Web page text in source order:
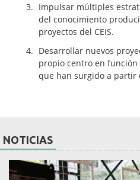
Impulsar múltiples
del conocimiento
proyectos del CEIS.
Desarrollar nuevos
propio centro en función
que han surgido a partir
NOTICIAS